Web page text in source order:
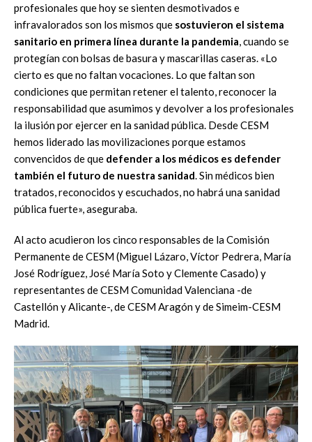
profesionales que hoy se sienten desmotivados e
infravalorados son los mismos que sostuvieron el sistema
sanitario en primera línea durante la pandemia, cuando se
protegían con bolsas de basura y mascarillas caseras. «Lo
cierto es que no faltan vocaciones. Lo que faltan son
condiciones que permitan retener el talento, reconocer la
responsabilidad que asumimos y devolver a los profesionales
la ilusión por ejercer en la sanidad pública. Desde CESM
hemos liderado las movilizaciones porque estamos
convencidos de que defender a los médicos es defender
también el futuro de nuestra sanidad. Sin médicos bien
tratados, reconocidos y escuchados, no habrá una sanidad
pública fuerte», aseguraba.
Al acto acudieron los cinco responsables de la Comisión
Permanente de CESM (Miguel Lázaro, Víctor Pedrera, María
José Rodríguez, José María Soto y Clemente Casado) y
representantes de CESM Comunidad Valenciana -de
Castellón y Alicante-, de CESM Aragón y de Simeim-CESM
Madrid.